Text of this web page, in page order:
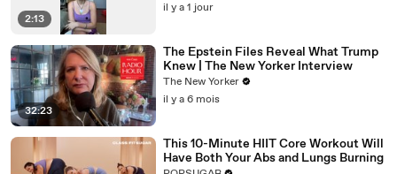
2:13
il y a 1 jour
32:23
The Epstein Files Reveal What Trump
Knew | The New Yorker Interview
The New Yorker
il y a 6 mois
This 10-Minute HIIT Core Workout Will
Have Both Your Abs and Lungs Burning